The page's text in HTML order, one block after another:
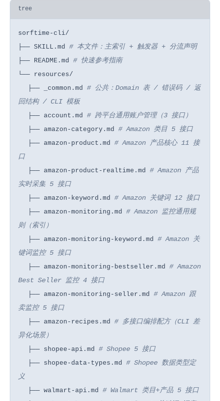
tree
sorftime-cli/
├── SKILL.md # 本文件：主索引 + 触发器 + 分流声明
├── README.md # 快速参考指南
└── resources/
├── _common.md # 公共：Domain 表 / 错误码 / 返
回结构 / CLI 模板
├── account.md # 跨平台通用账户管理（3 接口）
├── amazon-category.md # Amazon 类目 5 接口
├── amazon-product.md # Amazon 产品核心 11 接
口
├── amazon-product-realtime.md # Amazon 产品
实时采集 5 接口
├── amazon-keyword.md # Amazon 关键词 12 接口
├── amazon-monitoring.md # Amazon 监控通用规
则（索引）
├── amazon-monitoring-keyword.md # Amazon 关
键词监控 5 接口
├── amazon-monitoring-bestseller.md # Amazon
Best Seller 监控 4 接口
├── amazon-monitoring-seller.md # Amazon 跟
卖监控 5 接口
├── amazon-recipes.md # 多接口编排配方（CLI 差
异化场景）
├── shopee-api.md # Shopee 5 接口
├── shopee-data-types.md # Shopee 数据类型定
义
├── walmart-api.md # Walmart 类目+产品 5 接口